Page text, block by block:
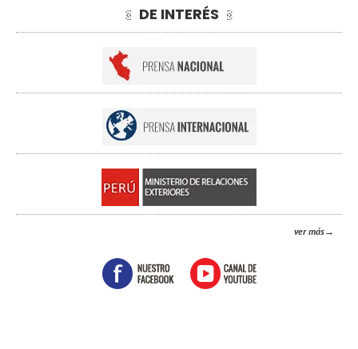
DE INTERÉS
ver más